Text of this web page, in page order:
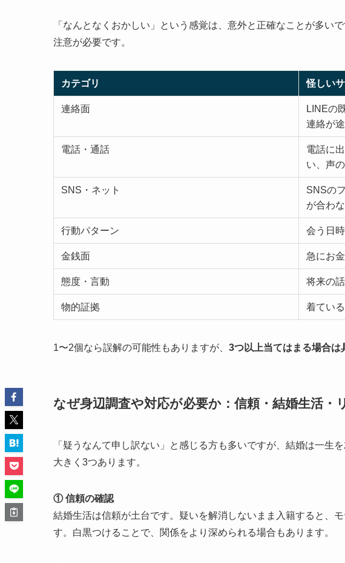
「なんとなくおかしい」という感覚は、意外と正確なことが多い
注意が必要です。
カテゴリ 怪しい
連絡面
LINEの
連絡が
電話・通話
電話に
い、声
SNS・ネット
SNSの
が合わ
行動パターン 会う日
金銭面 急にお
態度・言動 将来の
物的証拠 着てい
1〜2個なら誤解の可能性もありますが、 3つ以上当てはまる場合は
なぜ身辺調査や対応が必要か：信頼・結婚生活・
「疑うなんて申し訳ない」と感じる方も多いですが、結婚は一生
大きく3つあります。
① 信頼の確認
結婚生活は信頼が土台です。疑いを解消しないまま入籍すると、
す。白黒つけることで、関係をより深められる場合もあります。